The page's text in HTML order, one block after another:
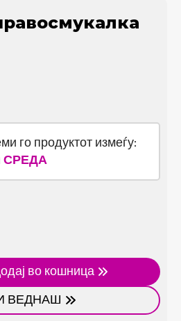
го продуктот измеѓу:
СРЕДА
во кошница
ВЕДНАШ